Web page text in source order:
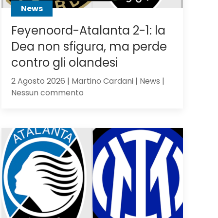
News
Feyenoord-Atalanta 2-1: la
Dea non sfigura, ma perde
contro gli olandesi
2 Agosto 2026 | Martino Cardani | News |
Nessun commentosu
2-
Dea
non
sfigura,
ma
perde